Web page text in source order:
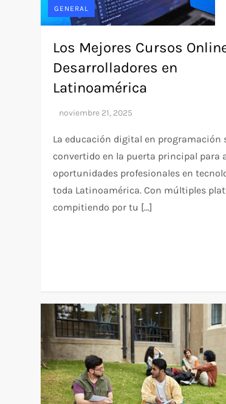
GENERAL
Los Mejores Cursos
Desarrolladores en
Latinoamérica
La educación digital en programación
convertido en la puerta principal para
oportunidades profesionales en
toda Latinoamérica. Con múltiples
compitiendo por tu […]